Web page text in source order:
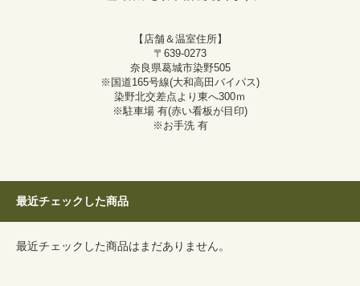
【店舗＆温室住所】
〒639-0273
奈良県葛城市染野505
※国道165号線(大和高田バイパス)
染野北交差点より東へ300ｍ
※駐車場 有(赤い看板が目印)
※お手洗 有
最近チェックした商品
最近チェックした商品はまだありません。